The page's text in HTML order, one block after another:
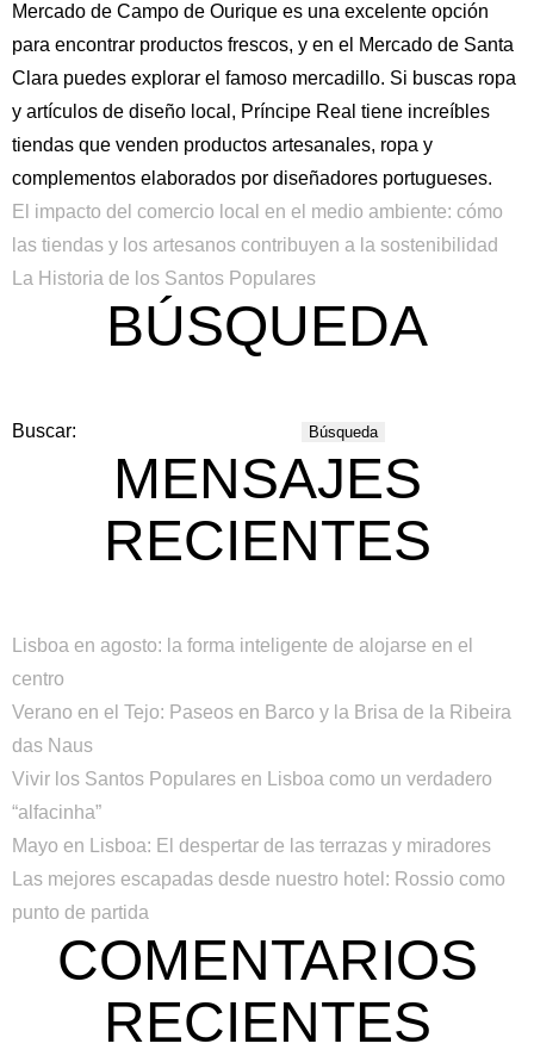
Mercado de Campo de Ourique es una excelente opción
para encontrar productos frescos, y en el Mercado de Santa
Clara puedes explorar el famoso mercadillo. Si buscas ropa
y artículos de diseño local, Príncipe Real tiene increíbles
tiendas que venden productos artesanales, ropa y
complementos elaborados por diseñadores portugueses.
El impacto del comercio local en el medio ambiente: cómo
las tiendas y los artesanos contribuyen a la sostenibilidad
La Historia de los Santos Populares
BÚSQUEDA
Buscar:
MENSAJES
RECIENTES
Lisboa en agosto: la forma inteligente de alojarse en el
centro
Verano en el Tejo: Paseos en Barco y la Brisa de la Ribeira
das Naus
Vivir los Santos Populares en Lisboa como un verdadero
“alfacinha”
Mayo en Lisboa: El despertar de las terrazas y miradores
Las mejores escapadas desde nuestro hotel: Rossio como
punto de partida
COMENTARIOS
RECIENTES